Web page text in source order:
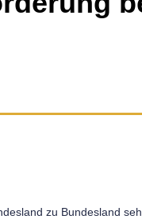
zu Bundesland